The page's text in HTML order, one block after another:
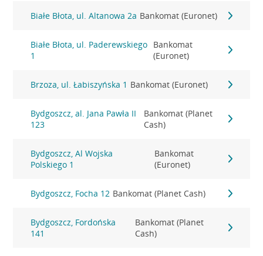
Białe Błota, ul. Altanowa 2a Bankomat (Euronet)
Białe Błota, ul. Paderewskiego
1
Bankomat
(Euronet)
Brzoza, ul. Łabiszyńska 1 Bankomat (Euronet)
Bydgoszcz, al. Jana Pawła II
123
Bankomat (Planet
Cash)
Bydgoszcz, Al Wojska
Polskiego 1
Bankomat
(Euronet)
Bydgoszcz, Focha 12 Bankomat (Planet Cash)
Bydgoszcz, Fordońska
141
Bankomat (Planet
Cash)